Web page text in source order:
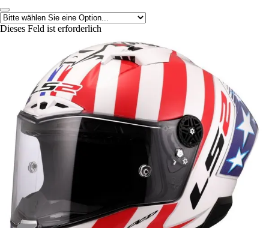
Dieses Feld ist erforderlich